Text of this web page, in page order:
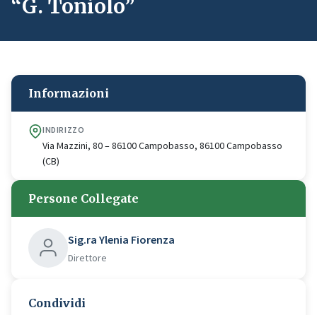
“G. Toniolo”
Informazioni
INDIRIZZO
Via Mazzini, 80 – 86100 Campobasso, 86100 Campobasso
(CB)
Persone Collegate
Sig.ra Ylenia Fiorenza
Direttore
Condividi